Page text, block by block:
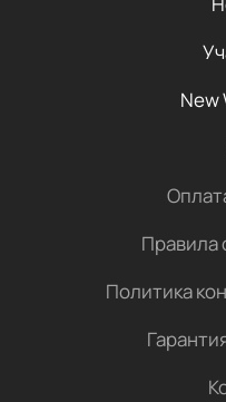
New
Правила
Политика